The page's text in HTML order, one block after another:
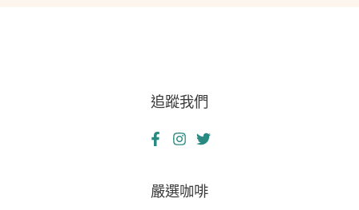
追蹤我們
嚴選咖啡